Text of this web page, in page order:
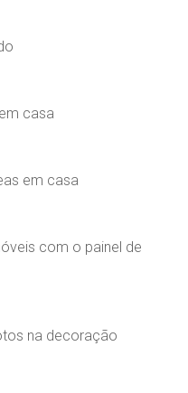
casa
em casa
com o painel de
na decoração